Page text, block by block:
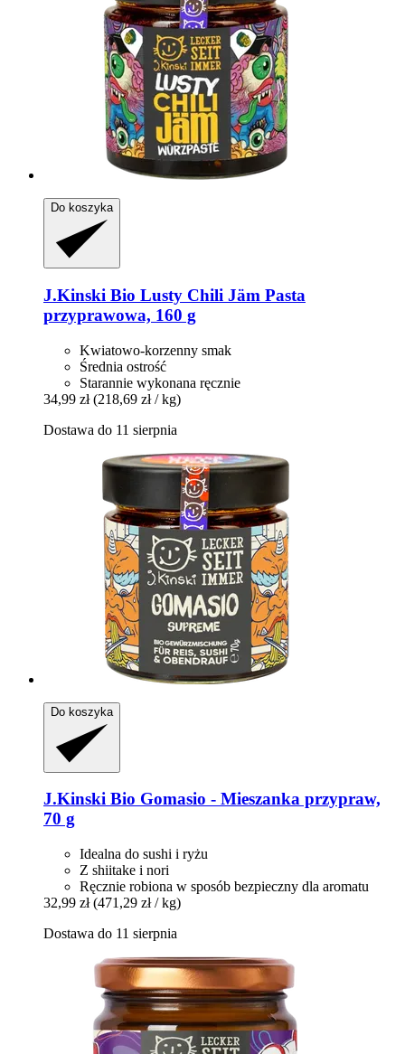
Do koszyka
J.Kinski Bio Lusty Chili Jäm Pasta
przyprawowa, 160 g
Kwiatowo-korzenny smak
Średnia ostrość
Starannie wykonana ręcznie
34,99 zł (218,69 zł / kg)
Dostawa do 11 sierpnia
Do koszyka
J.Kinski Bio Gomasio -​ Mieszanka przypraw,
70 g
Idealna do sushi i ryżu
Z shiitake i nori
Ręcznie robiona w sposób bezpieczny dla aromatu
32,99 zł (471,29 zł / kg)
Dostawa do 11 sierpnia